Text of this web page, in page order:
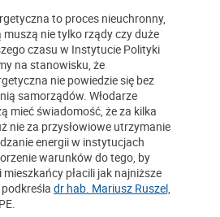
to proces nieuchronny,
muszą nie tylko rządy czy duże
czasu w Instytucie Polityki
na stanowisku, że
nie powiedzie się bez
samorządów. Włodarze
mieć świadomość, że za kilka
nie za przysłowiowe utrzymanie
energii w instytucjach
warunków do tego, by
płacili jak najniższe
dr hab. Mariusz Ruszel,